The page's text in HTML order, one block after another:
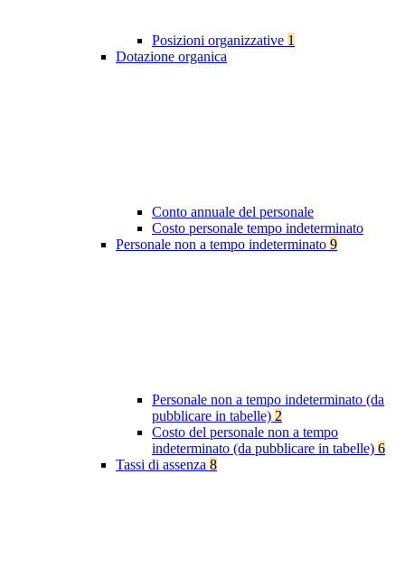
Posizioni organizzative 1
Dotazione organica
Conto annuale del personale
Costo personale tempo indeterminato
Personale non a tempo indeterminato 9
Personale non a tempo indeterminato (da
pubblicare in tabelle) 2
Costo del personale non a tempo
indeterminato (da pubblicare in tabelle) 6
Tassi di assenza 8